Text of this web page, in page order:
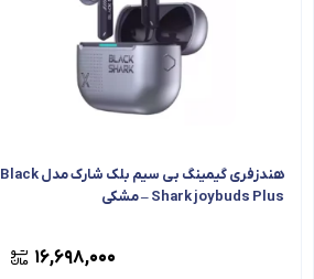
هندزفری گیمینگ بی سیم بلک شارک مدل Black
Shark joybuds Plus – مشکی
۱۶,۶۹۸,۰۰۰